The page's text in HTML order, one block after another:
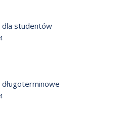
dla studentów
długoterminowe